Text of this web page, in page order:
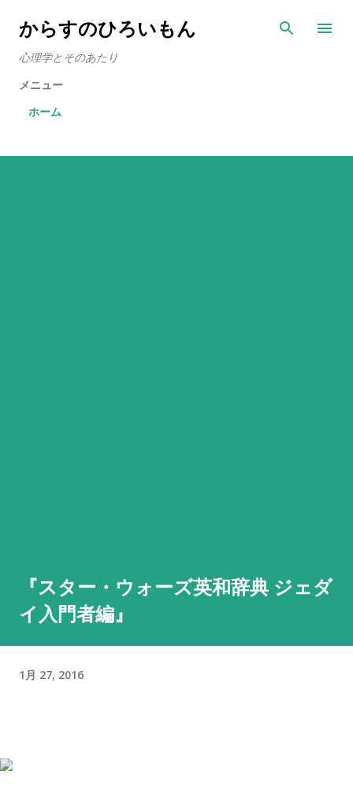
スキップしてメイン コンテンツに移動
からすのひろいもん
心理学とそのあたり
メニュー
ホーム
『スター・ウォーズ英和辞典 ジェダ
イ入門者編』
1月 27, 2016